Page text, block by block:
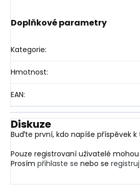
Doplňkové parametry
Kategorie:
Hmotnost:
EAN:
Diskuze
Buďte první, kdo napíše příspěvek
Pouze registrovaní uživatelé
Prosím přihlaste se nebo se